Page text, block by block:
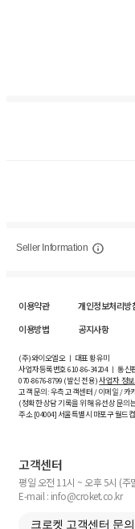
Seller Information
이용약관 개인정보처리방
이용방법
공지사항
(주)와이오엘오 ㅣ 대표 황유미
사업자등록번호610-86-34204ㅣ 통신
070-8676-8799 (발신 전용)사업자 정
고객 문의: 우측 고객센터 / 이메일 / 카
(정확한 상담 기록을 위해 유선상 문의
주소 [04004] 서울특별시 마포구 월드
고객센터
평일 오전 11시 ~ 오후 5시 (주
E-mail : info@croket.co.kr
크로켓 고객센터 문의